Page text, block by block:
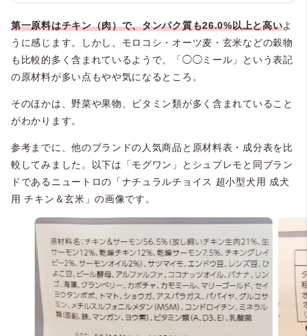
第一原料はチキン（肉）で、タンパク質も26.0%以上と高いよ
うに感じます。しかし、モロコシ・オーツ麦・玄米などの穀物
も比較的多く含まれているようで、「◯◯ミール」という表記
の原材料が多い点もやや気になるところ。
そのほかは、野菜や果物、ビタミン類が多く含まれていること
がわかります。
参考までに、他のブランドの人気商品と原材料表・成分表を比
較してみました。以下は「モグワン」とシュプレモと同ブラン
ドであるニュートロの「ナチュラルチョイス 超小型犬用 成犬
用 チキン＆玄米」の画像です。